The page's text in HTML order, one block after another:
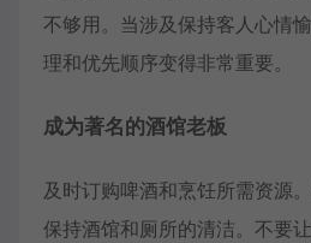
不够用。当涉及保持客人心情
理和优先顺序变得非常重要。
成为著名的酒馆老板
及时订购啤酒和烹饪所需资源
保持酒馆和厕所的清洁。不要